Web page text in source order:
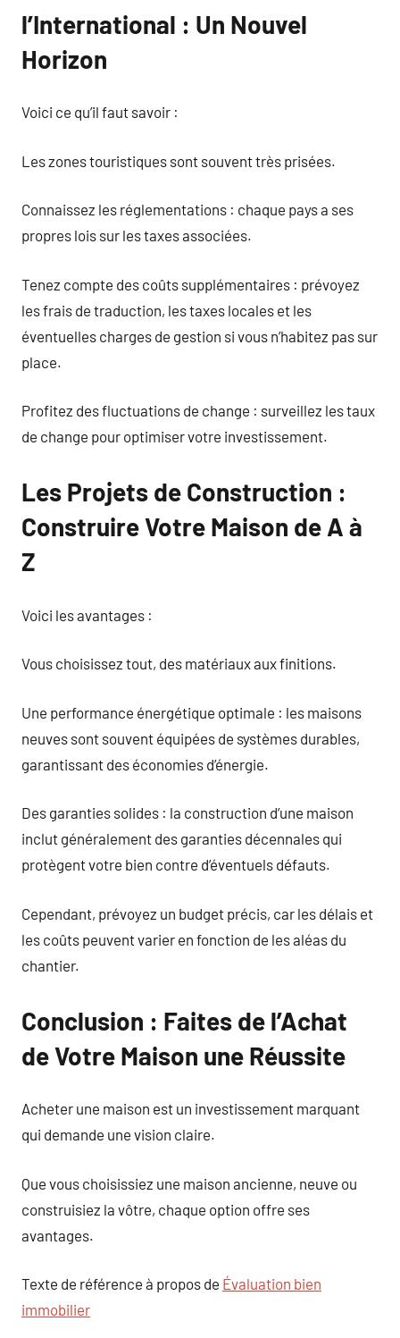
l’International : Un Nouvel
Horizon
Voici ce qu’il faut savoir :
Les zones touristiques sont souvent très prisées.
Connaissez les réglementations : chaque pays a ses
propres lois sur les taxes associées.
Tenez compte des coûts supplémentaires : prévoyez
les frais de traduction, les taxes locales et les
éventuelles charges de gestion si vous n’habitez pas sur
place.
Profitez des fluctuations de change : surveillez les taux
de change pour optimiser votre investissement.
Les Projets de Construction :
Construire Votre Maison de A à
Z
Voici les avantages :
Vous choisissez tout, des matériaux aux finitions.
Une performance énergétique optimale : les maisons
neuves sont souvent équipées de systèmes durables,
garantissant des économies d’énergie.
Des garanties solides : la construction d’une maison
inclut généralement des garanties décennales qui
protègent votre bien contre d’éventuels défauts.
Cependant, prévoyez un budget précis, car les délais et
les coûts peuvent varier en fonction de les aléas du
chantier.
Conclusion : Faites de l’Achat
de Votre Maison une Réussite
Acheter une maison est un investissement marquant
qui demande une vision claire.
Que vous choisissiez une maison ancienne, neuve ou
construisiez la vôtre, chaque option offre ses
avantages.
Texte de référence à propos de Évaluation bien
immobilier